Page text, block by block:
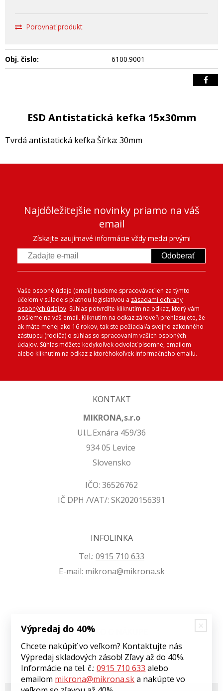
Porovnať produkt
Obj. čislo: 6100.9001
ESD Antistatická kefka 15x30mm
Tvrdá antistatická kefka Šírka: 30mm
Najdôležitejšie novinky priamo na váš
email
Získajte zaujímavé informácie vždy medzi prvými
Odoberať
Vaše osobné údaje (email) budeme spracovávať len za týmto
účelom v súlade s platnou legislatívou a zásadami ochrany
osobných údajov. Súhlas potvrdíte kliknutím na odkaz, ktorý vám
pošleme na váš email. Kliknutím na odkaz zároveň prehlasujete, že
ak máte menej ako 16 rokov, tak ste požiadal/a svojho zákonného
zástupcu (rodiča) o súhlas so spracovaním vašich osobných
údajov. Súhlas môžete kedykoľvek odvolať písomne, emailom
alebo kliknutím na odkaz z ktoréhokoľvek informačného emailu.
KONTAKT
MIKRONA,s.r.o
Ul.L.Exnára 459/36
934 05 Levice
Slovensko
IČO: 36526762
IČ DPH /VAT/: SK2020156391
INFOLINKA
Tel.: 0915 710 633
E-mail: mikrona@mikrona.sk
VŠETKO O NÁKUPE
Obchodné podmienky
Ochrana osobných údajov
Výpredaj do 40%
Chcete nakúpiť vo veľkom? Kontaktujte nás
Výpredaj skladových zásob! Zľavy až do 40%.
Informácie na tel. č.:0915 710 633 alebo
emailom mikrona@mikrona.ska nakúpte vo